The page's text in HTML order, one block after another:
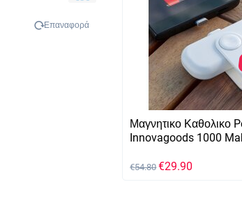
Επαναφορά
Μαγνητικο Καθολικο
Innovagoods 1000
€54.80 €29.90